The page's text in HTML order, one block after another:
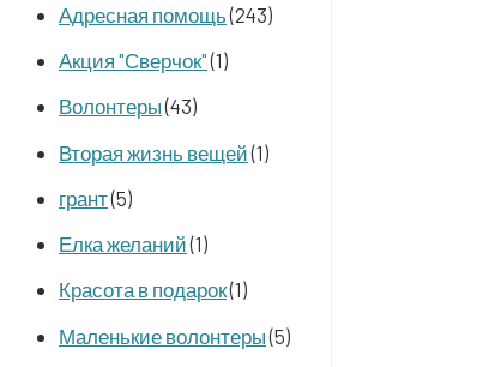
Адресная помощь(243)
Акция "Сверчок"(1)
Волонтеры(43)
Вторая жизнь вещей(1)
грант(5)
Елка желаний(1)
Красота в подарок(1)
Маленькие волонтеры(5)